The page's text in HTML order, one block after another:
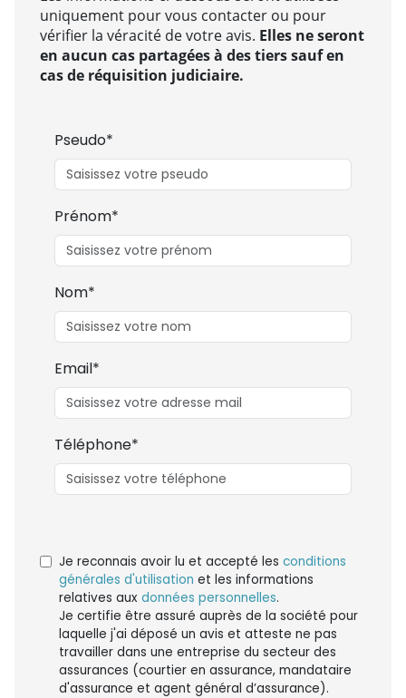
uniquement pour vous contacter ou pour
vérifier la véracité de votre avis. Elles ne seront
en aucun cas partagées à des tiers sauf en
cas de réquisition judiciaire.
Pseudo*
Prénom*
Nom*
Email*
Téléphone*
Je reconnais avoir lu et accepté les conditions
générales d'utilisation et les informations
relatives aux données personnelles.
Je certifie être assuré auprès de la société pour
laquelle j'ai déposé un avis et atteste ne pas
travailler dans une entreprise du secteur des
assurances (courtier en assurance, mandataire
d'assurance et agent général d’assurance).